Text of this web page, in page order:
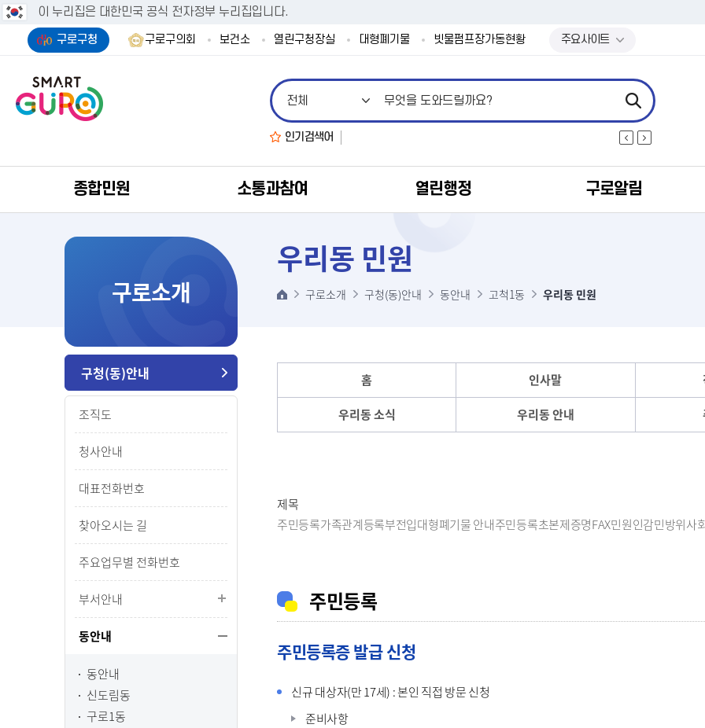
이 누리집은 대한민국 공식 전자정부 누리집입니다.
구로구청 구로구의회 보건소 열린구청장실 대형폐기물 빗물펌프장가동현황 주요사이트
인기검색어
종합민원 소통과참여 열린행정 구로알림
구로소개
구청(동)안내
조직도
청사안내
대표전화번호
찾아오시는 길
주요업무별 전화번호
부서안내
동안내
동안내
신도림동
구로1동
우리동 민원
구로소개 구청(동)안내 동안내 고척1동 우리동 민원
홈 인사말
우리동 소식
우리동 안내
제목
주민등록가족관계등록부전입대형폐기물 안내주민등록초본제증명FAX민원인감민방위사
주민등록
주민등록증 발급 신청
신규 대상자(만 17세) : 본인 직접 방문 신청
준비사항